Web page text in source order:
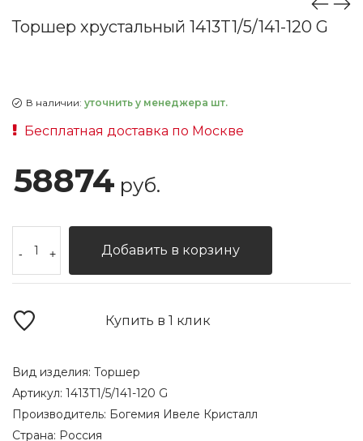
Торшер хрустальный 1413T1/5/141-120 G
В наличии: уточнить у менеджера шт.
Бесплатная доставка по Москве
58874 руб.
- + Добавить в корзину
Купить в 1 клик
Вид изделия: Торшер
Артикул: 1413T1/5/141-120 G
Производитель: Богемия Ивеле Кристалл
Страна: Россия